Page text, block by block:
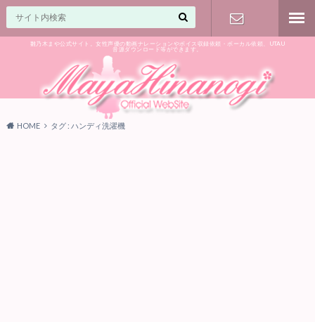
雛乃木まや公式サイト。女性声優の動画ナレーションやボイス収録依頼・ボーカル依頼、UTAU
音源ダウンロード等ができます。
気軽に♪
HOME タグ : ハンディ洗濯機